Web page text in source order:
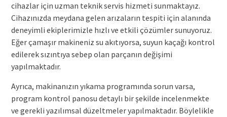
cihazlar için uzman teknik servis hizmeti sunmaktayız.
Cihazınızda meydana gelen arızaların tespiti için alanında
deneyimli ekiplerimizle hızlı ve etkili çözümler sunuyoruz.
Eğer çamaşır makineniz su akıtıyorsa, suyun kaçağı kontrol
edilerek sızıntıya sebep olan parçanın değişimi
yapılmaktadır.
Ayrıca, makinanızın yıkama programında sorun varsa,
program kontrol panosu detaylı bir şekilde incelenmekte
ve gerekli yazılımsal düzeltmeler yapılmaktadır. Böylelikle